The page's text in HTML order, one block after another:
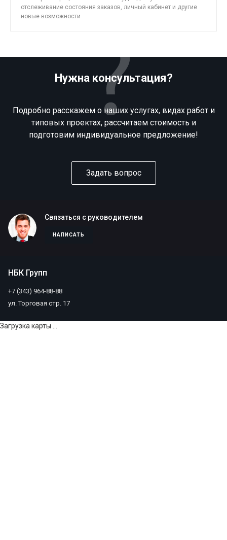
отслеживание состояния заказов, личный кабинет и другие
новые возможности
Нужна консультация?
Подробно расскажем о наших услугах, видах работ и
типовых проектах, рассчитаем стоимость и
подготовим индивидуальное предложение!
Задать вопрос
Связаться с руководителем
НАПИСАТЬ
НБК Групп
+7 (343) 964-88-88
ул. Торговая стр. 17
Загрузка карты ...